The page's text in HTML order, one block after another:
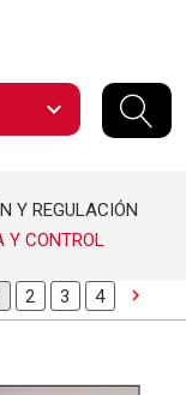
expand_more
Y REGULACIÓN
Y CONTROL
2 3 4 